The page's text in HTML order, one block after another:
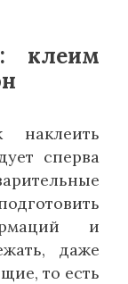
клеим
наклеить
сперва
и
даже
то есть